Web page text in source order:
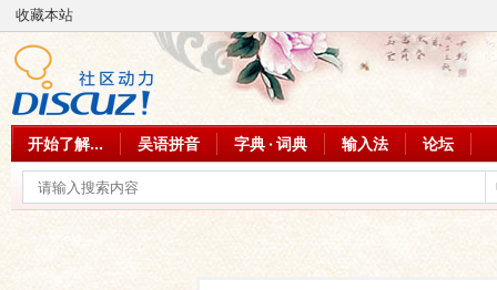
收藏本站
开始了解... 吴语拼音 字典 · 词典 输入法 论坛